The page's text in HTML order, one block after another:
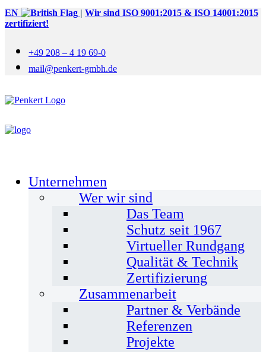
EN | Wir sind ISO 9001:2015 & ISO 14001:2015
zertifiziert!
+49 208 – 4 19 69-0
mail@penkert-gmbh.de
Unternehmen
Wer wir sind
Das Team
Schutz seit 1967
Virtueller Rundgang
Qualität & Technik
Zertifizierung
Zusammenarbeit
Partner & Verbände
Referenzen
Projekte